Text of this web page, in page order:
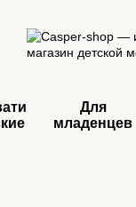
Для
младенцев